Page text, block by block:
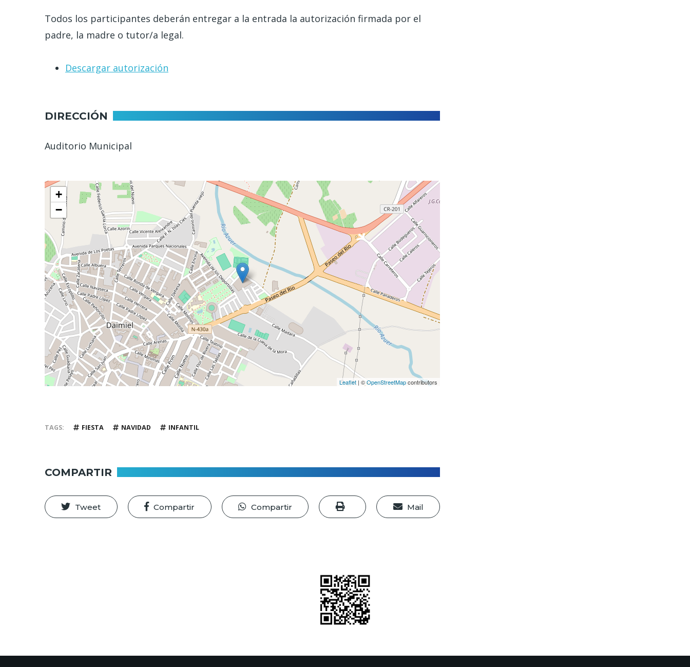
Todos los participantes deberán entregar a la entrada la autorización firmada por el
padre, la madre o tutor/a legal.
Descargar autorización
DIRECCIÓN
Auditorio Municipal
+
−
Leaflet | ©OpenStreetMapcontributors
TAGS FIESTA NAVIDAD INFANTIL
COMPARTIR
Tweet Compartir Compartir Mail